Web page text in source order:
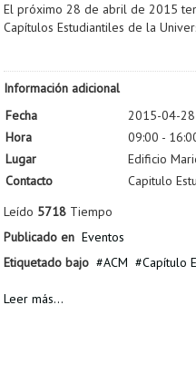
El próximo 28 de abril de 2015
Capítulos Estudiantiles de la
Información adicional
Fecha
2015-04-28
Hora
09:00 -
Lugar
Edificio
Contacto
Capitulo
Leído 5718 Tiempo
Publicado en Eventos
Etiquetado bajo
ACM Capítulo
Leer más...